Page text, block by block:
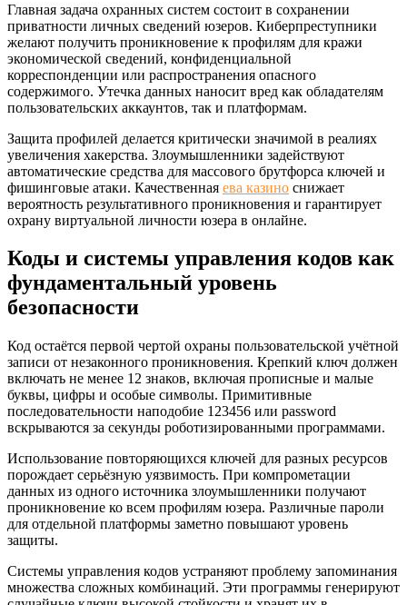
Главная задача охранных систем состоит в сохранении
приватности личных сведений юзеров. Киберпреступники
желают получить проникновение к профилям для кражи
экономической сведений, конфиденциальной
корреспонденции или распространения опасного
содержимого. Утечка данных наносит вред как обладателям
пользовательских аккаунтов, так и платформам.
Защита профилей делается критически значимой в реалиях
увеличения хакерства. Злоумышленники задействуют
автоматические средства для массового брутфорса ключей и
фишинговые атаки. Качественная ева казино снижает
вероятность результативного проникновения и гарантирует
охрану виртуальной личности юзера в онлайне.
Коды и системы управления кодов как
фундаментальный уровень
безопасности
Код остаётся первой чертой охраны пользовательской учётной
записи от незаконного проникновения. Крепкий ключ должен
включать не менее 12 знаков, включая прописные и малые
буквы, цифры и особые символы. Примитивные
последовательности наподобие 123456 или password
вскрываются за секунды роботизированными программами.
Использование повторяющихся ключей для разных ресурсов
порождает серьёзную уязвимость. При компрометации
данных из одного источника злоумышленники получают
проникновение ко всем профилям юзера. Различные пароли
для отдельной платформы заметно повышают уровень
защиты.
Системы управления кодов устраняют проблему запоминания
множества сложных комбинаций. Эти программы генерируют